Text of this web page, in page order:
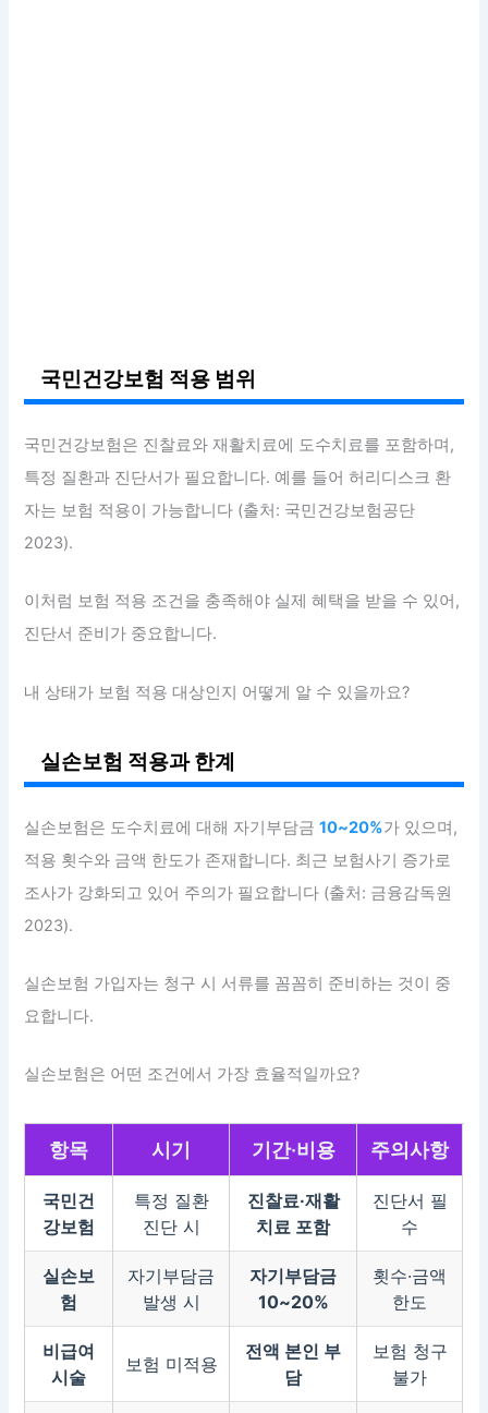
국민건강보험 적용 범위
국민건강보험은 진찰료와 재활치료에 도수치료를 포함하며,
특정 질환과 진단서가 필요합니다. 예를 들어 허리디스크 환
자는 보험 적용이 가능합니다 (출처: 국민건강보험공단
2023).
이처럼 보험 적용 조건을 충족해야 실제 혜택을 받을 수 있어,
진단서 준비가 중요합니다.
내 상태가 보험 적용 대상인지 어떻게 알 수 있을까요?
실손보험 적용과 한계
실손보험은 도수치료에 대해 자기부담금10~20%가 있으며,
적용 횟수와 금액 한도가 존재합니다. 최근 보험사기 증가로
조사가 강화되고 있어 주의가 필요합니다 (출처: 금융감독원
2023).
실손보험 가입자는 청구 시 서류를 꼼꼼히 준비하는 것이 중
요합니다.
실손보험은 어떤 조건에서 가장 효율적일까요?
항목 시기 기간·비용 주의사항
국민건
강보험
특정 질환
진단 시
진찰료·재활
치료 포함
진단서 필
수
실손보
험
자기부담금
발생 시
자기부담금
10~20%
횟수·금액
한도
비급여
시술
보험 미적용
전액 본인 부
담
보험 청구
불가